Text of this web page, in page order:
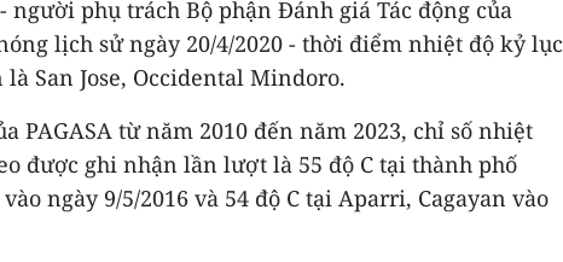
người phụ trách Bộ phận Đánh giá Tác động của
lịch sử ngày 20/4/2020 - thời điểm nhiệt độ kỷ lục
San Jose, Occidental Mindoro.
PAGASA từ năm 2010 đến năm 2023, chỉ số nhiệt
được ghi nhận lần lượt là 55 độ C tại thành phố
ngày 9/5/2016 và 54 độ C tại Aparri, Cagayan vào